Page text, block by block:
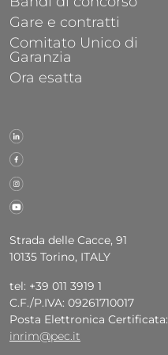
Strada delle Cacce, 91
10135 Torino, ITALY
tel: +39 011 3919 1
C.F./P.IVA: 09261710017
Posta Elettronica Certificata:
inrim@pec.it
Gare e contratti
Comitato Unico di
Garanzia
Ora esatta